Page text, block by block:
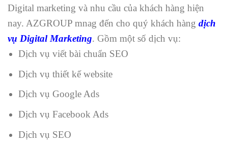
Digital marketing và nhu cầu của khách hàng hiện
nay. AZGROUP mnag đến cho quý khách hàng dịch
vụ Digital Marketing. Gồm một số dịch vụ:
Dịch vụ viết bài chuẩn SEO
Dịch vụ thiết kế website
Dịch vụ Google Ads
Dịch vụ Facebook Ads
Dịch vụ SEO